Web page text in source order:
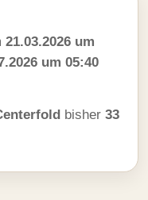
21.03.2026 um
um 05:40
bisher 33